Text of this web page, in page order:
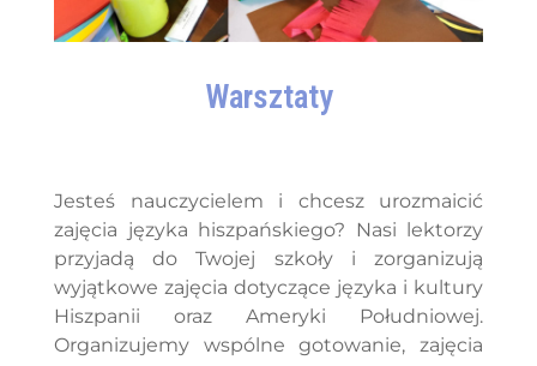
Warsztaty
Jesteś nauczycielem i chcesz urozmaicić
zajęcia języka hiszpańskiego? Nasi lektorzy
przyjadą do Twojej szkoły i zorganizują
wyjątkowe zajęcia dotyczące języka i kultury
Hiszpanii oraz Ameryki Południowej.
Organizujemy wspólne gotowanie, zajęcia